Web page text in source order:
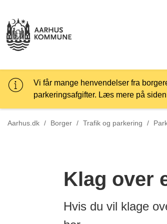
Vi får mange henvendelser fra
parkeringsafgifter. Læs mere på
Aarhus.dk / Borger / Trafik og parkering /
Klag over
Hvis du vil klage